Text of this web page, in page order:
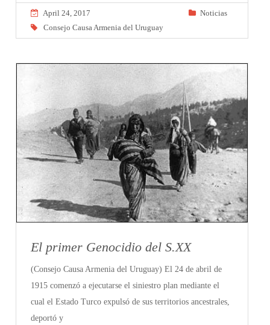
April 24, 2017
Noticias
Consejo Causa Armenia del Uruguay
El primer Genocidio del S.XX
(Consejo Causa Armenia del Uruguay) El 24 de abril de
1915 comenzó a ejecutarse el siniestro plan mediante el
cual el Estado Turco expulsó de sus territorios ancestrales,
deportó y